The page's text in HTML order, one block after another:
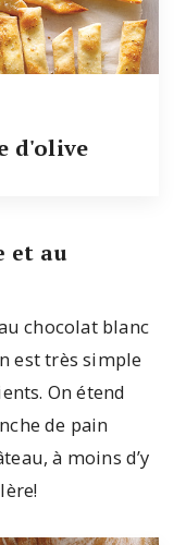
d'olive
et au
chocolat blanc
est très simple
On étend
de pain
à moins d’y